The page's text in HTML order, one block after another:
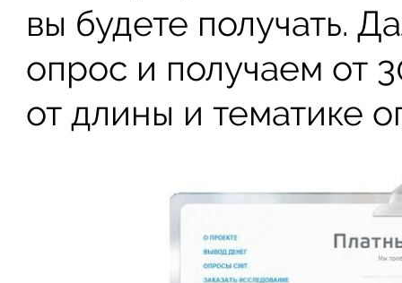
вы будете получать.
опрос и получаем от
от длины и тематике